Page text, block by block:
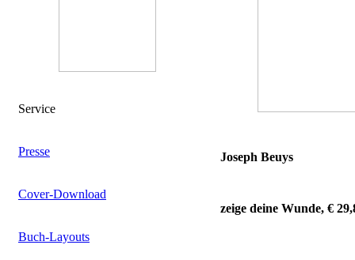
Service
Presse
Cover-Download
Buch-Layouts
Joseph Beuys
zeige deine Wunde, €